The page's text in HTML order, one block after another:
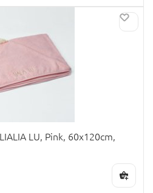
LU, Pink, 60x120cm,